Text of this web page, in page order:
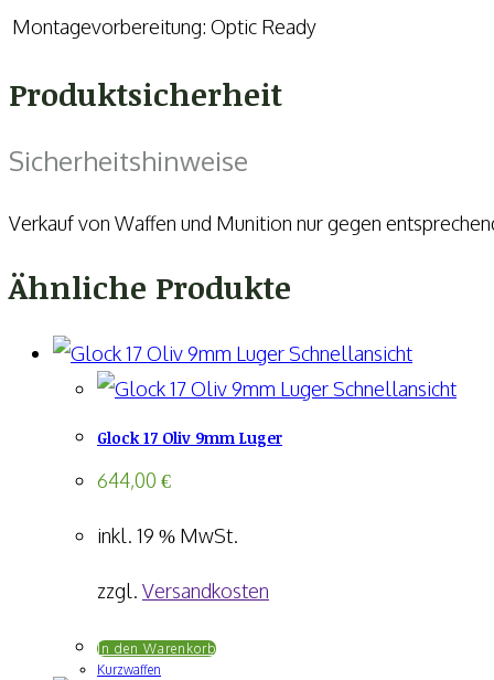
Montagevorbereitung: Optic Ready
Produktsicherheit
Sicherheitshinweise
Verkauf von Waffen und Munition nur gegen
Ähnliche Produkte
Schnellansicht
Schnellansicht
Glock 17 Oliv 9mm Luger
644,00 €
inkl. 19 % MwSt.
zzgl. Versandkosten
In den Warenkorb
Kurzwaffen